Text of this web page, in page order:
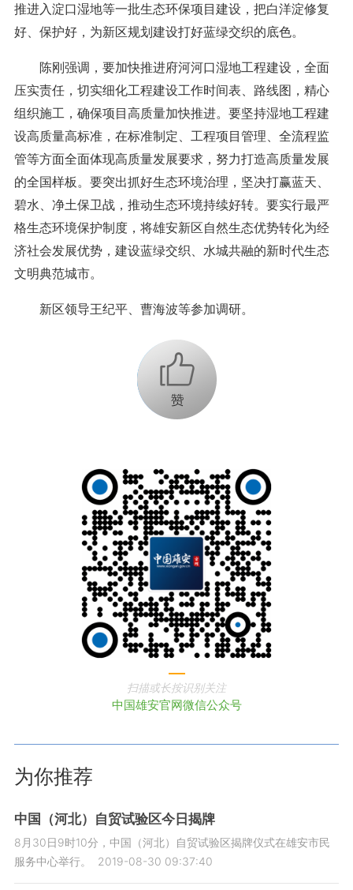
推进入淀口湿地等一批生态环保项目建设，把白洋淀修复
好、保护好，为新区规划建设打好蓝绿交织的底色。
陈刚强调，要加快推进府河河口湿地工程建设，全面
压实责任，切实细化工程建设工作时间表、路线图，精心
组织施工，确保项目高质量加快推进。要坚持湿地工程建
设高质量高标准，在标准制定、工程项目管理、全流程监
管等方面全面体现高质量发展要求，努力打造高质量发展
的全国样板。要突出抓好生态环境治理，坚决打赢蓝天、
碧水、净土保卫战，推动生态环境持续好转。要实行最严
格生态环境保护制度，将雄安新区自然生态优势转化为经
济社会发展优势，建设蓝绿交织、水城共融的新时代生态
文明典范城市。
新区领导王纪平、曹海波等参加调研。
+1
扫描或长按识别关注
中国雄安官网微信公众号
为你推荐
中国（河北）自贸试验区今日揭牌
8月30日9时10分，中国（河北）自贸试验区揭牌仪式在雄安市民
服务中心举行。
2019-08-30 09:37:40